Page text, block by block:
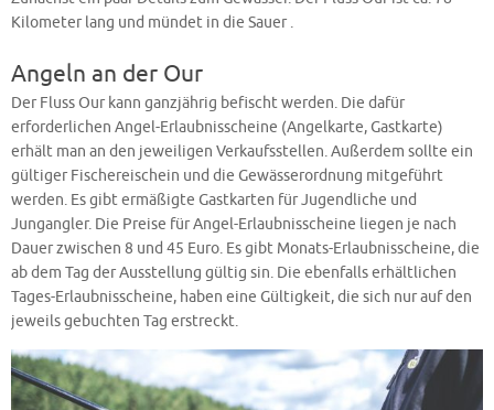
Kilometer lang und mündet in die Sauer .
Angeln an der Our
Der Fluss Our kann ganzjährig befischt werden. Die dafür
erforderlichen Angel-Erlaubnisscheine (Angelkarte, Gastkarte)
erhält man an den jeweiligen Verkaufsstellen. Außerdem sollte ein
gültiger Fischereischein und die Gewässerordnung mitgeführt
werden. Es gibt ermäßigte Gastkarten für Jugendliche und
Jungangler. Die Preise für Angel-Erlaubnisscheine liegen je nach
Dauer zwischen 8 und 45 Euro. Es gibt Monats-Erlaubnisscheine, die
ab dem Tag der Ausstellung gültig sin. Die ebenfalls erhältlichen
Tages-Erlaubnisscheine, haben eine Gültigkeit, die sich nur auf den
jeweils gebuchten Tag erstreckt.